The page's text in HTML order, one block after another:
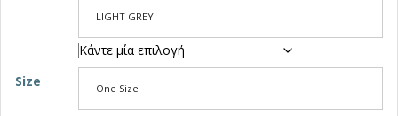
LIGHT GREY
Size One Size